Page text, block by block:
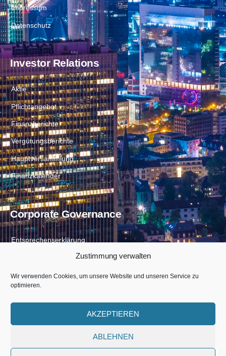
Zustimmung verwalten
Wir verwenden Cookies, um unsere Website und unseren Service zu
optimieren.
AKZEPTIEREN
ABLEHNEN
Impressum
Datenschutz
Investor Relations
Aktie
Pflichtangebot
Finanzberichte
Vergütungsberichte
Hauptversammlung
Finanzkalender
Corporate Governance
Entsprechenserklärung
Satzung
United Eco Solutions AG © 2026
Beteiligungsgesellschaft mit Sitz in Frankfurt am Main, Deutschland